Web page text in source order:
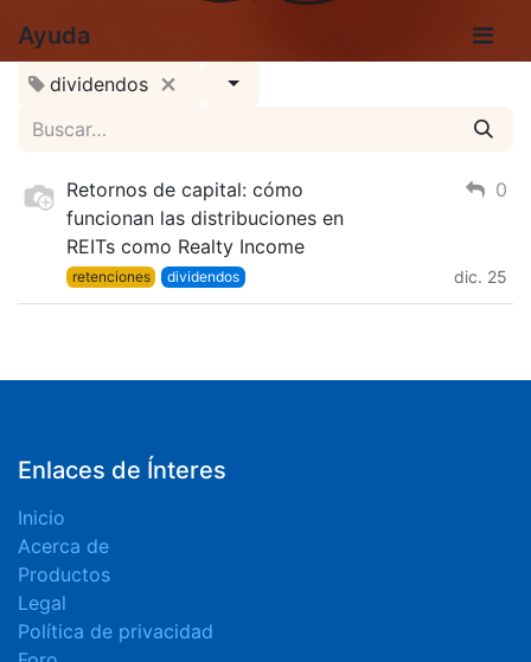
Ayuda
dividendos
Retornos de capital: cómo
funcionan las distribuciones en
REITs como Realty Income
retenciones dividendos
0
dic. 25
Enlaces de Ínteres
Inicio
Acerca de
Productos
Legal
Política de privacidad